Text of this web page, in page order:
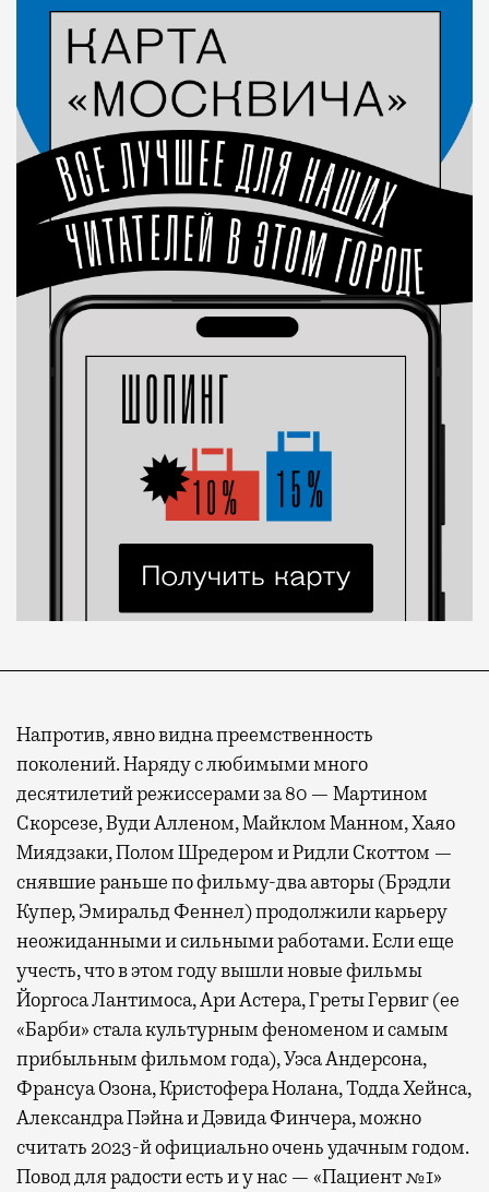
Напротив, явно видна преемственность
поколений. Наряду с любимыми много
десятилетий режиссерами за 80 — Мартином
Скорсезе, Вуди Алленом, Майклом Манном, Хаяо
Миядзаки, Полом Шредером и Ридли Скоттом —
снявшие раньше по фильму-два авторы (Брэдли
Купер, Эмиральд Феннел) продолжили карьеру
неожиданными и сильными работами. Если еще
учесть, что в этом году вышли новые фильмы
Йоргоса Лантимоса, Ари Астера, Греты Гервиг (ее
«Барби» стала культурным феноменом и самым
прибыльным фильмом года), Уэса Андерсона,
Франсуа Озона, Кристофера Нолана, Тодда Хейнса,
Александра Пэйна и Дэвида Финчера, можно
считать 2023-й официально очень удачным годом.
Повод для радости есть и у нас — «Пациент №1»